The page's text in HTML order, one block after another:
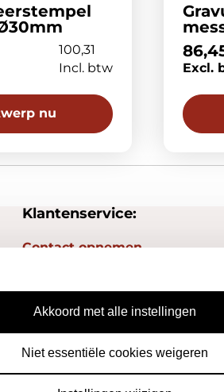
100,31
Incl. btw
nu
Excl.
Klantenservice:
Contact opnemen
Herroepingsrecht
Retourneren
Akkoord met alle instellingen
Niet essentiële cookies weigeren